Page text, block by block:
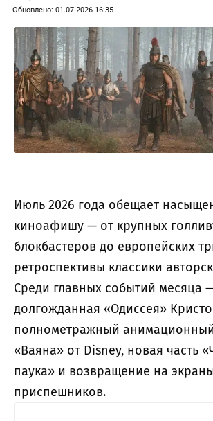
Обновлено: 01.07.2026 16:35
Июль 2026 года обещает
киноафишу — от крупных
блокбастеров до европейских
ретроспективы классики
Среди главных событий месяца
долгожданная «Одиссея»
полнометражный
«Ваяна» от Disney, новая часть
паука» и возвращение на
приспешников.